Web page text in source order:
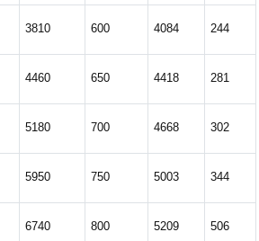
3810 600 4084 244
4460 650 4418 281
5180 700 4668 302
5950 750 5003 344
6740 800 5209 506